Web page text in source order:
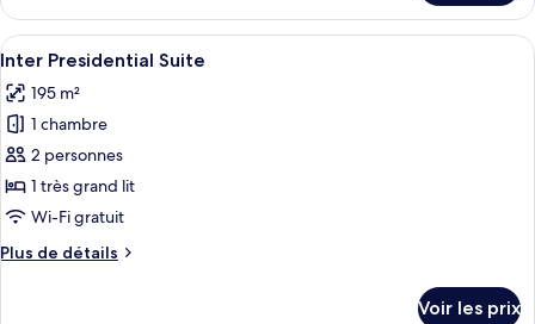
Suite
le
type
de
Inter
Economy
Afficher
toutes
les
photos
pour
ce
type
chambre :
Une chambre d’hôtel moderne,
4
Inter Presidential Suite
195 m²
1 chambre
2 personnes
1 très grand lit
Wi-Fi gratuit
Plus de détails
Plus
Voir les prix